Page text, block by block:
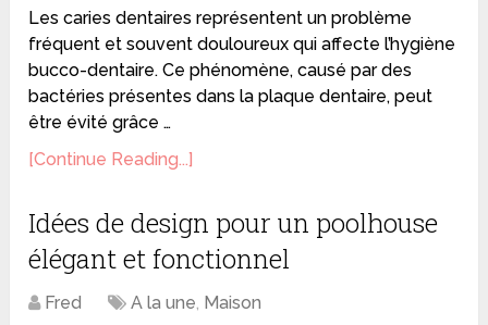
Les caries dentaires représentent un problème
fréquent et souvent douloureux qui affecte l’hygiène
bucco-dentaire. Ce phénomène, causé par des
bactéries présentes dans la plaque dentaire, peut
être évité grâce …
[Continue Reading...]
Idées de design pour un poolhouse
élégant et fonctionnel
Fred A la une, Maison